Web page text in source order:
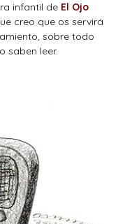
infantil de El Ojo
creo que os servirá
sobre todo
saben leer.